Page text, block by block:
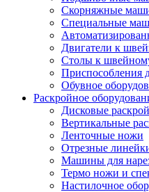
Скорняжные
Специальные
Двигатели к
Столы к
Приспособления
Обувное
Раскройное
Дисковые
Вертикальные
Ленточные ножи
Отрезные
Машины для
Термо ножи и
Настилочное